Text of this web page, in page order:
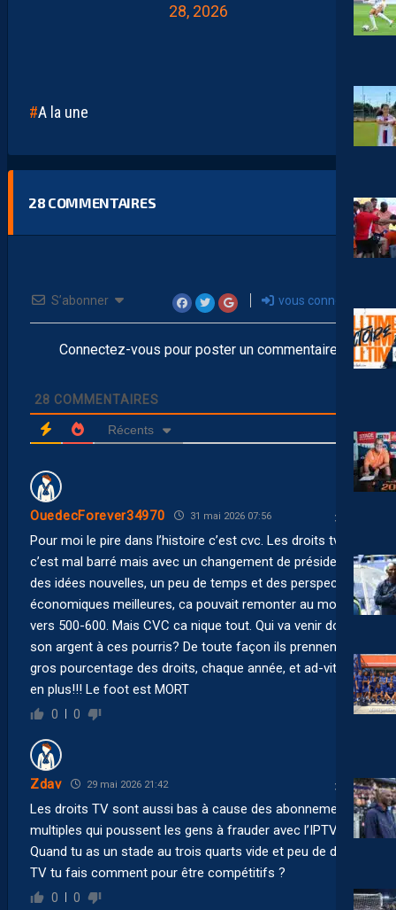
28, 2026
A la une
28 COMMENTAIRES
S’abonner vous connecter
Connectez-vous pour poster un commentaire
28 COMMENTAIRES
Récents
OuedecForever34970 31 mai 2026 07:56
Pour moi le pire dans l’histoire c’est cvc. Les droits tv,
c’est mal barré mais avec un changement de président,
des idées nouvelles, un peu de temps et des perspectives
économiques meilleures, ca pouvait remonter au moins
vers 500-600. Mais CVC ca nique tout. Qui va venir donner
son argent à ces pourris? De toute façon ils prennent un
gros pourcentage des droits, chaque année, et ad-vitam
en plus!!! Le foot est MORT
0 0
Zdav 29 mai 2026 21:42
Les droits TV sont aussi bas à cause des abonnements
multiples qui poussent les gens à frauder avec l’IPTV…
Quand tu as un stade au trois quarts vide et peu de droits
TV tu fais comment pour être compétitifs ?
0 0